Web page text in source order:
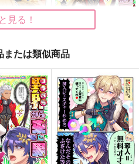
るつもりは
始まる政略
込）
ーレイル
Dr.レイシオ×アベンチュリン
異界(コラボ先)から来
た男
絶華
598円（税込）
崩壊：スターレイル
Dr.レイシオ×アベンチュリン
見る！
または類似商品